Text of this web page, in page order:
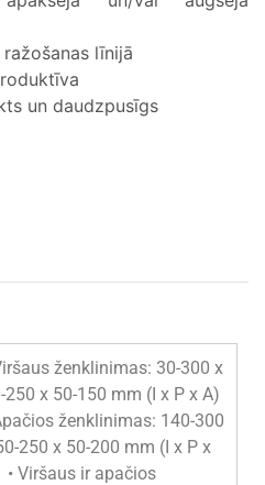
līnijā
un daudzpusīgs
ženklinimas: 30-300 x
250 x 50-150 mm (I x P x A)
ženklinimas: 140-300
250 x 50-200 mm (I x P x
• Viršaus ir apačios